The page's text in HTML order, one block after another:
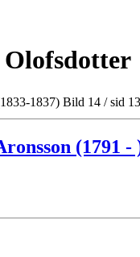
1837) Bild 14 / sid
(1791 -